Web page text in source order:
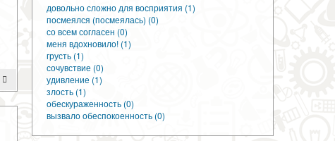
довольно сложно для восприятия (1)
посмеялся (посмеялась) (0)
со всем согласен (0)
меня вдохновило! (1)
грусть (1)
сочувствие (0)
удивление (1)
злость (1)
обескураженность (0)
вызвало обеспокоенность (0)